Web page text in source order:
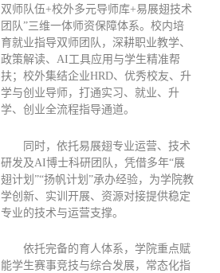
双师队伍+校外多元导师库+易展翅技术
团队”三维一体师资保障体系。校内培
育就业指导双师团队，深耕职业教学、
政策解读、AI工具应用与学生精准帮
扶；校外集结企业HRD、优秀校友、升
学与创业导师，打通实习、就业、升
学、创业全流程指导通道。
同时，依托易展翅专业运营、技术
研发及AI博士科研团队，凭借多年“展
翅计划”“扬帆计划”承办经验，为学院教
学创新、实训开展、资源对接提供稳定
专业的技术与运营支撑。
依托完备的育人体系，学院重点赋
能学生赛事竞技与综合发展，常态化指